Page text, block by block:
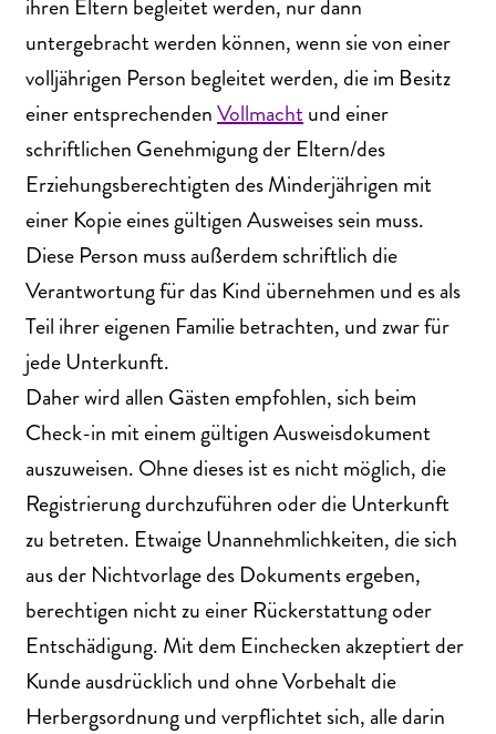
ihren Eltern begleitet werden, nur dann
untergebracht werden können, wenn sie von einer
volljährigen Person begleitet werden, die im Besitz
einer entsprechendenVollmacht und einer
schriftlichen Genehmigung der Eltern/des
Erziehungsberechtigten des Minderjährigen mit
einer Kopie eines gültigen Ausweises sein muss.
Diese Person muss außerdem schriftlich die
Verantwortung für das Kind übernehmen und es als
Teil ihrer eigenen Familie betrachten, und zwar für
jede Unterkunft.
Daher wird allen Gästen empfohlen, sich beim
Check-in mit einem gültigen Ausweisdokument
auszuweisen. Ohne dieses ist es nicht möglich, die
Registrierung durchzuführen oder die Unterkunft
zu betreten. Etwaige Unannehmlichkeiten, die sich
aus der Nichtvorlage des Dokuments ergeben,
berechtigen nicht zu einer Rückerstattung oder
Entschädigung. Mit dem Einchecken akzeptiert der
Kunde ausdrücklich und ohne Vorbehalt die
Herbergsordnung und verpflichtet sich, alle darin